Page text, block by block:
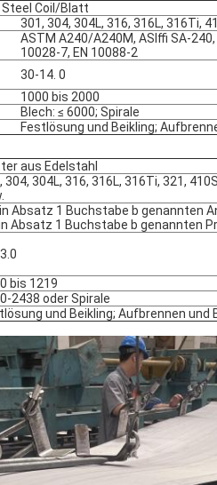
EINREICHUNGEN
Coil/Blatt
301, 304, 304L, 316, 316L, 316Ti,
ASTM A240/A240M, ASIffi SA-240,
10028-7, EN 10088-2
30-14. 0
1000 bis 2000
Blech: ≤ 6000; Spirale
Festlösung und Beikling;
aus Edelstahl
304, 304L, 316, 316L, 316Ti, 321,
in Absatz 1 Buchstabe b genannten
Absatz 1 Buchstabe b genannten
bis 1219
2438 oder Spirale
und Beikling; Aufbrennen und